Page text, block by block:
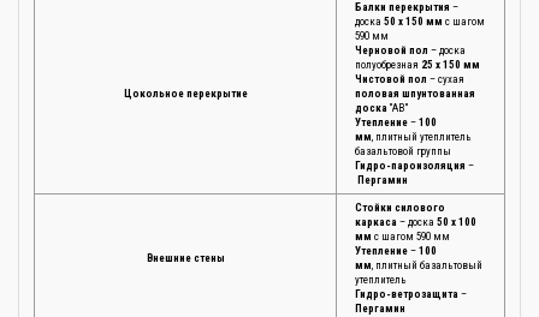
Цокольное перекрытие
Балки перекрытия –
доска 50 х 150 мм с шагом
590 мм
Черновой пол – доска
полуобрезная 25 х 150 мм
Чистовой пол – сухая
половая шпунтованная
доска "АВ"
Утепление – 100
мм, плитный утеплитель
базальтовой группы
Гидро-пароизоляция –
Пергамин
Внешние стены
Стойки силового
каркаса – доска 50 х 100
мм с шагом 590 мм
Утепление – 100
мм, плитный базальтовый
утеплитель
Гидро-ветрозащита –
Пергамин